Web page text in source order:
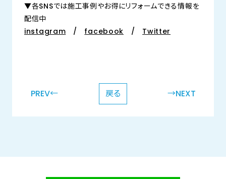
▼各SNSでは施工事例やお得にリフォームできる情報を
配信中
instagram / facebook / Twitter
PREV← 戻る →NEXT